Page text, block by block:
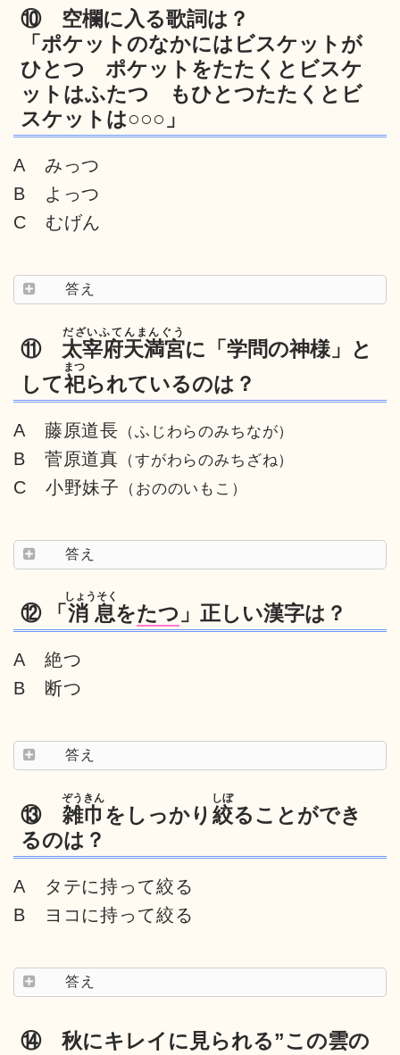
⑩ 空欄に入る歌詞は？
「ポケットのなかにはビスケットが
ひとつ ポケットをたたくとビスケ
ットはふたつ もひとつたたくとビ
スケットは○○○」
A みっつ
B よっつ
C むげん
答え
⑪ 太宰府天満宮
だざいふてんまんぐう
に「学問の神様」と
して祀
まつ
られているのは？
A 藤原道長 （ふじわらのみちなが）
B 菅原道真 （すがわらのみちざね）
C 小野妹子 （おののいもこ）
答え
⑫ 「 消息
しょうそく
をたつ 」正しい漢字は？
A 絶つ
B 断つ
答え
⑬ 雑巾
ぞうきん
をしっかり 絞
しぼ
ることができ
るのは？
A タテに持って絞る
B ヨコに持って絞る
答え
⑭ 秋にキレイに見られる”この雲の